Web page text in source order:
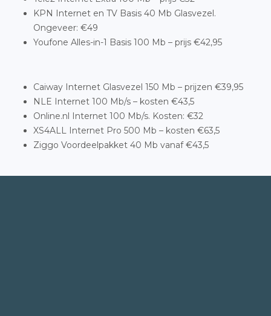
KPN Internet en TV Basis 40 Mb Glasvezel.
Ongeveer: €49
Youfone Alles-in-1 Basis 100 Mb – prijs €42,95
Caiway Internet Glasvezel 150 Mb – prijzen €39,95
NLE Internet 100 Mb/s – kosten €43,5
Online.nl Internet 100 Mb/s. Kosten: €32
XS4ALL Internet Pro 500 Mb – kosten €63,5
Ziggo Voordeelpakket 40 Mb vanaf €43,5